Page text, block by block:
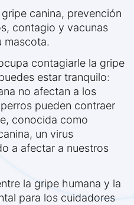
canina, prevención
contagio y vacunas
mascota.
contagiarle la gripe
estar tranquilo:
no afectan a los
pueden contraer
conocida como
un virus
a afectar a nuestros
la gripe humana y la
para los cuidadores